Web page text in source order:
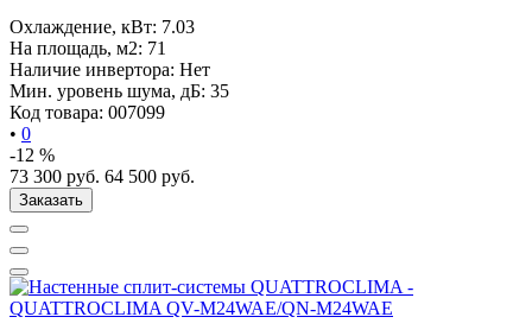
Охлаждение, кВт: 7.03
На площадь, м2: 71
Наличие инвертора: Нет
Мин. уровень шума, дБ: 35
Код товара: 007099
• 0
-12 %
73 300 руб. 64 500 руб.
Заказать